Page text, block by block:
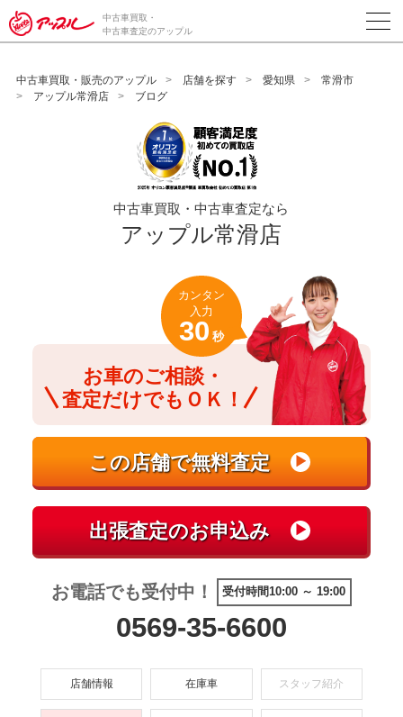
/*ABテスト_新規査定フォームの為のCVボタン*/
中古車買取・
中古車査定のアップル
中古車買取・販売のアップル 店舗を探す 愛知県
常滑市
アップル常滑店
ブログ
中古車買取・中古車査定なら
アップル常滑店
お車のご相談・
査定だけでもＯＫ！
カンタン
入力
30 秒
お電話でも受付中！ 受付時間10:00 ～ 19:00
0569-35-6600
店舗情報 在庫車 スタッフ紹介